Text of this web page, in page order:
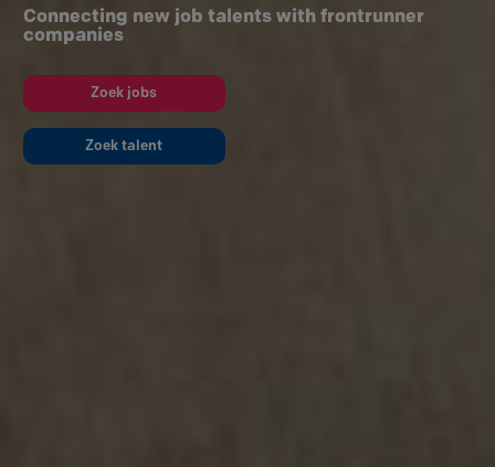
Connecting new job talents with frontrunner
companies
Zoek jobs
Zoek talent